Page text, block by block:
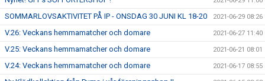
SOMMARLOVSAKTIVITET PÅ IP - ONSDAG 30 JUNI KL 18-20 2021-06-29 08:26
V.26: Veckans hemmamatcher och domare 2021-06-27 11:40
V.25: Veckans hemmamatcher och domare 2021-06-21 08:01
V.24: Veckans hemmamatcher och domare 2021-06-17 08:55